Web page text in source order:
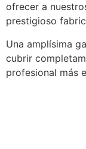
ofrecer a
prestigioso
Una amplísima
cubrir
profesional más